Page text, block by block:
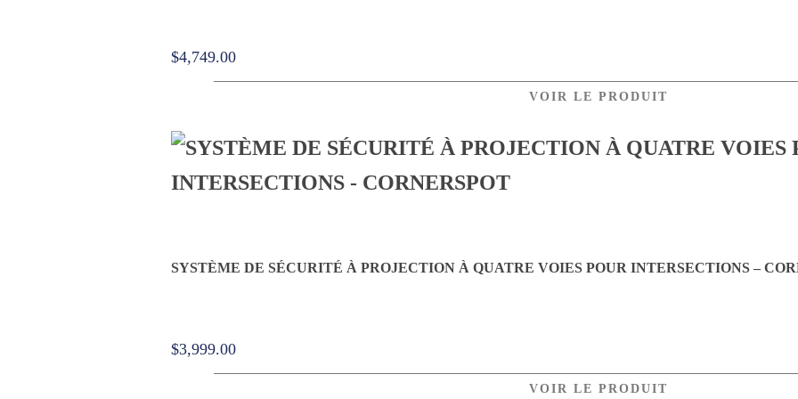
$4,749.00
VOIR LE PRODUIT
SYSTÈME DE SÉCURITÉ À PROJECTION À QUATRE VOIES POUR INTERSECTIONS –
$3,999.00
VOIR LE PRODUIT